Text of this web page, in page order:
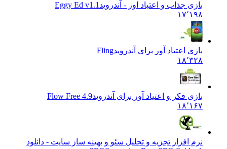
بازی جذاب و اعتیاد اور - آندرویدEggy Ed v1.1
۱۷٬۱۹۸
بازی اعتیاد آور برای آندرویدFling
۱۸٬۳۲۸
بازی فکر و اعتیاد آور برای آندرویدFlow Free 4.9
۱۸٬۱۶۷
نرم افزار تجزیه و تحلیل سئو و بهینه ساز سایت - دانلود